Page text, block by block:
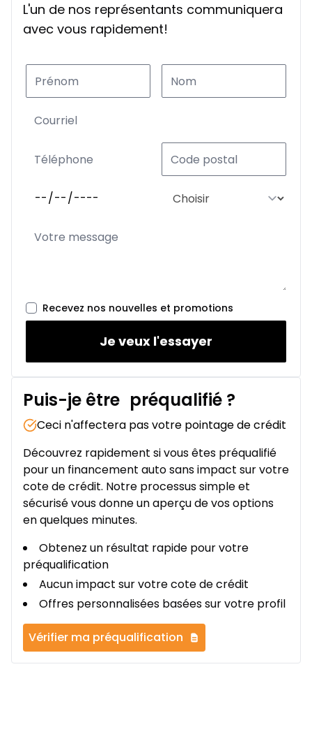
L'un de nos représentants communiquera
avec vous rapidement!
Recevez nos nouvelles et promotions
Je veux l'essayer
Puis-je être préqualifié ?
Ceci n'affectera pas votre pointage de crédit
Découvrez rapidement si vous êtes préqualifié
pour un financement auto sans impact sur votre
cote de crédit. Notre processus simple et
sécurisé vous donne un aperçu de vos options
en quelques minutes.
Obtenez un résultat rapide pour votre
préqualification
Aucun impact sur votre cote de crédit
Offres personnalisées basées sur votre profil
Vérifier ma préqualification